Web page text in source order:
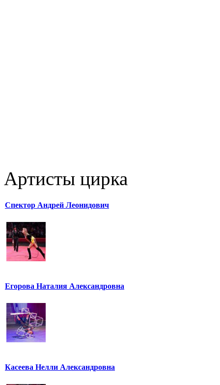
Артисты цирка
Спектор Андрей Леонидович
Егорова Наталия Александровна
Касеева Нелли Александровна